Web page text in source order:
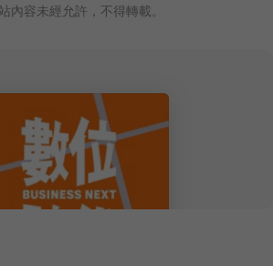
內容未經允許，不得轉載。